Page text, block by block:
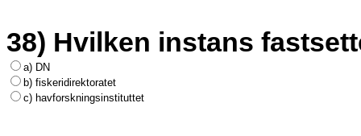
38) Hvilken instans
a) DN
b) fiskeridirektoratet
c) havforskningsinstituttet